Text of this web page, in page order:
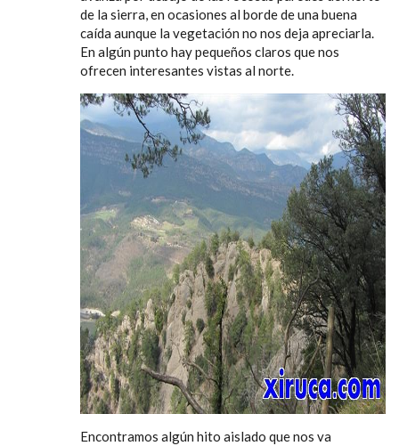
de la sierra, en ocasiones al borde de una buena
caída aunque la vegetación no nos deja apreciarla.
En algún punto hay pequeños claros que nos
ofrecen interesantes vistas al norte.
Encontramos algún hito aislado que nos va